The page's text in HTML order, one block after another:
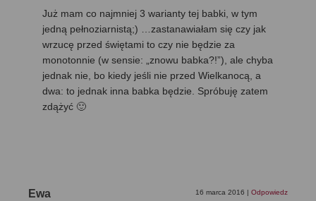
Już mam co najmniej 3 warianty tej babki, w tym
jedną pełnoziarnistą;) …zastanawiałam się czy jak
wrzucę przed świętami to czy nie będzie za
monotonnie (w sensie: „znowu babka?!”), ale chyba
jednak nie, bo kiedy jeśli nie przed Wielkanocą, a
dwa: to jednak inna babka będzie. Spróbuję zatem
zdążyć 🙂
Ewa 16 marca 2016 | Odpowiedz